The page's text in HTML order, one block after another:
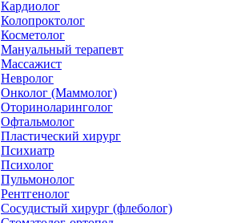
Кардиолог
Колопроктолог
Косметолог
Мануальный терапевт
Массажист
Невролог
Онколог (Маммолог)
Оториноларинголог
Офтальмолог
Пластический хирург
Психиатр
Психолог
Пульмонолог
Рентгенолог
Сосудистый хирург (флеболог)